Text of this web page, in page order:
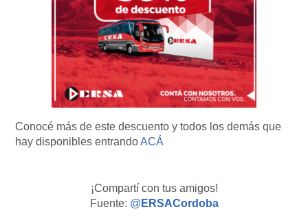
Conocé más de este descuento y todos los demás que
hay disponibles entrandoACÁ
¡Compartí con tus amigos!
Fuente: @ ERSACordoba